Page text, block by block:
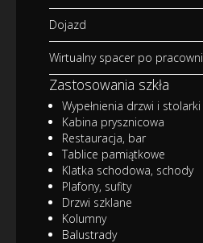
Dojazd
Wirtualny spacer po pracowni
Zastosowania szkła
Wypełnienia drzwi i stolarki
Kabina prysznicowa
Restauracja, bar
Tablice pamiątkowe
Klatka schodowa, schody
Plafony, sufity
Drzwi szklane
Kolumny
Balustrady